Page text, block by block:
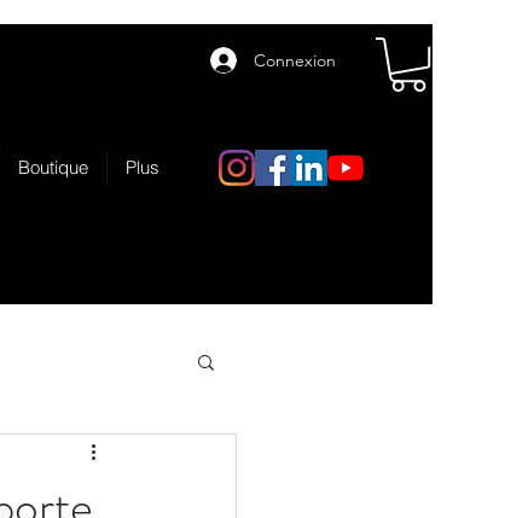
Connexion
Boutique Plus